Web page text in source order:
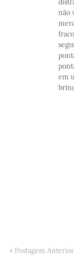
não
em
Postagem Anterior